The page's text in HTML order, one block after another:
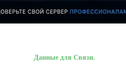
Данные для Связи.